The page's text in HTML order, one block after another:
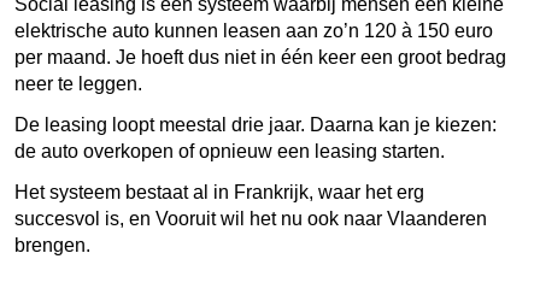
Social leasing is een systeem waarbij mensen een kleine
elektrische auto kunnen leasen aan zo’n 120 à 150 euro
per maand. Je hoeft dus niet in één keer een groot bedrag
neer te leggen.
De leasing loopt meestal drie jaar. Daarna kan je kiezen:
de auto overkopen of opnieuw een leasing starten.
Het systeem bestaat al in Frankrijk, waar het erg
succesvol is, en Vooruit wil het nu ook naar Vlaanderen
brengen.